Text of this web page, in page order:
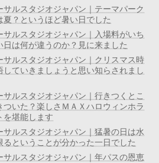
サルスタジオジャパン｜テーマパーク
夏？というほど暑い日でした
サルスタジオジャパン｜入場料がいち
日は何が違うのか？見に来ました
サルスタジオジャパン｜クリスマス時
していきましょうと思い知らされまし
サルスタジオジャパン｜行きつくとこ
ついた？楽しさＭＡＸハロウィンホラ
を堪能します
サルスタジオジャパン｜猛暑の日は水
るということが分かった一日でした
サルスタジオジャパン｜年パスの恩恵